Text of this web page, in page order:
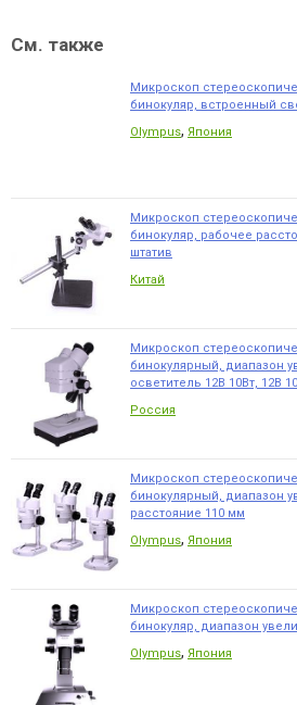
См. также
Микроскоп
бинокуляр, встроенный
Olympus, Япония
Микроскоп
бинокуляр, рабочее
штатив
Китай
Микроскоп
бинокулярный, диапазон
осветитель 12В 10Вт, 12В
Россия
Микроскоп
бинокулярный, диапазон
расстояние 110 мм
Olympus, Япония
Микроскоп
бинокуляр, диапазон
Olympus, Япония